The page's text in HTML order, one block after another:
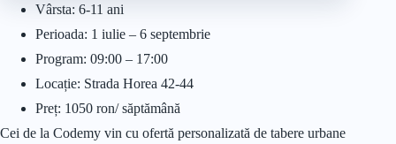
Vârsta: 6-11 ani
Perioada: 1 iulie – 6 septembrie
Program: 09:00 – 17:00
Locație: Strada Horea 42-44
Preț: 1050 ron/ săptămână
Cei de la Codemy vin cu ofertă personalizată de tabere urbane